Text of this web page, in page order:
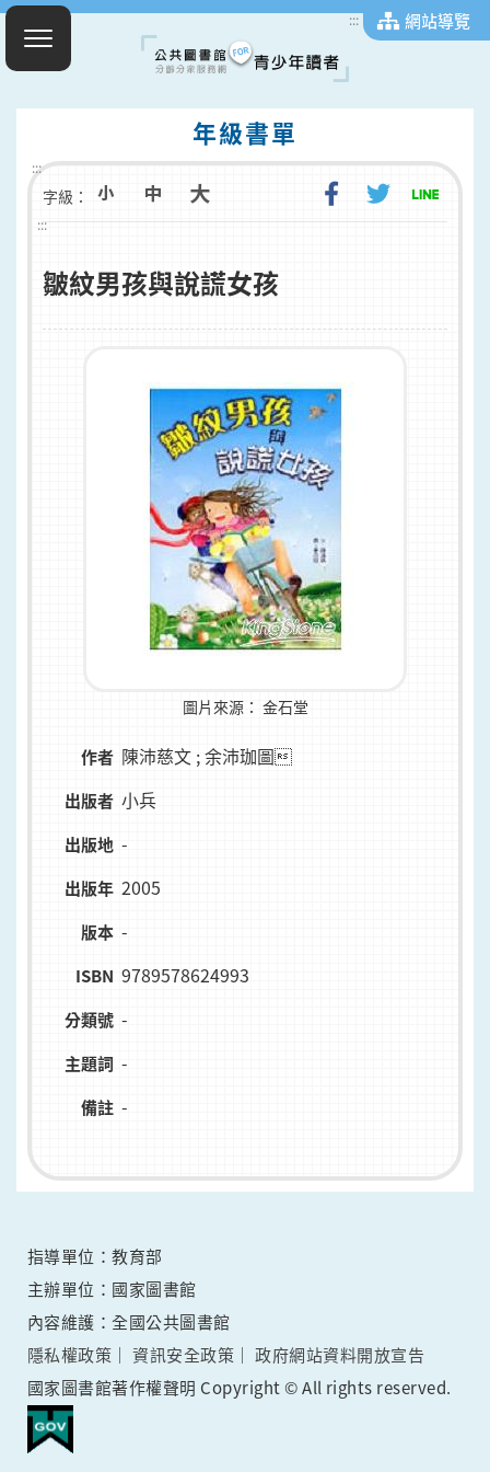
::: 網站導覽
年級書單
:::
字級：
:::
皺紋男孩與說謊女孩
圖片來源： 金石堂
作者 陳沛慈文 ; 余沛珈圖
出版者 小兵
出版地 -
出版年 2005
版本 -
ISBN 9789578624993
分類號 -
主題詞 -
備註 -
指導單位：教育部
主辦單位：國家圖書館
內容維護：全國公共圖書館
隱私權政策
資訊安全政策
政府網站資料開放宣告
國家圖書館著作權聲明 Copyright © All rights reserved.